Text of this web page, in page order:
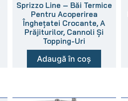
Sprizzo Line – Băi Termice
Pentru Acoperirea
Înghețatei Crocante, A
Prăjiturilor, Cannoli Și
Topping-Uri
Adaugă în coș